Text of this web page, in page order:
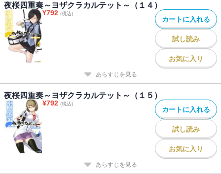
夜桜四重奏～ヨザクラカルテット～（１４）
¥792 (税込)
カートに入れる
試し読み
お気に入り
あらすじを見る
夜桜四重奏～ヨザクラカルテット～（１５）
¥792 (税込)
カートに入れる
試し読み
お気に入り
あらすじを見る